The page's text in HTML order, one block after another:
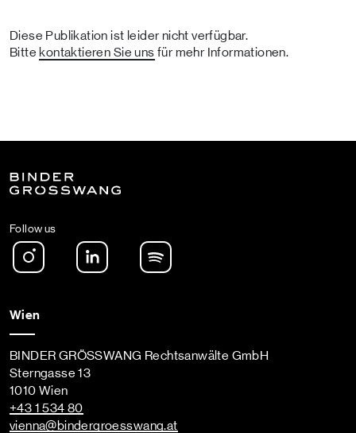
Diese Publikation ist leider nicht verfügbar.
Bitte kontaktieren Sie uns für mehr Informationen.
Follow us
Instagram LinkedIn
Wien
BINDER GRÖSSWANG Rechtsanwälte GmbH
Sterngasse 13
1010 Wien
+43 1 534 80
vienna@bindergroesswang.at